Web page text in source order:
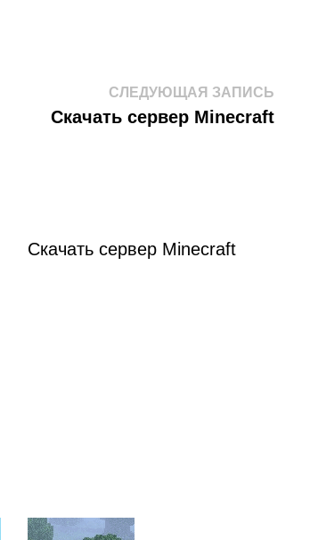
СЛЕДУЮЩАЯ ЗАПИСЬ
Скачать сервер Minecraft
Скачать сервер Minecraft